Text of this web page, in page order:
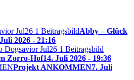
Abby – Glück
2026 - 21:16
Zorro-Hof14. Juli 2026 - 19:36
Projekt ANKOMMEN7. Juli